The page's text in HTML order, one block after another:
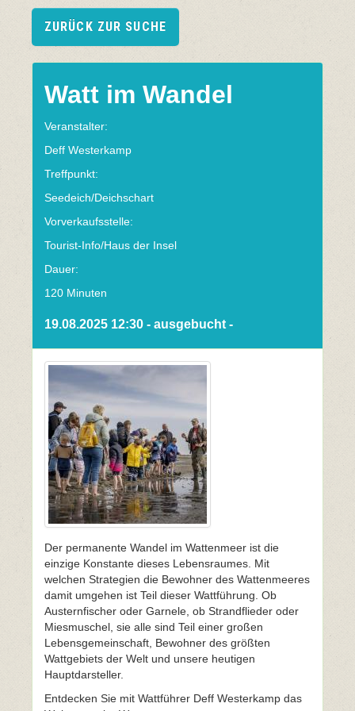
ZURÜCK ZUR SUCHE
Watt im Wandel
Veranstalter:
Deff Westerkamp
Treffpunkt:
Seedeich/Deichschart
Vorverkaufsstelle:
Tourist-Info/Haus der Insel
Dauer:
120 Minuten
19.08.2025 12:30 - ausgebucht -
Der permanente Wandel im Wattenmeer ist die
einzige Konstante dieses Lebensraumes. Mit
welchen Strategien die Bewohner des Wattenmeeres
damit umgehen ist Teil dieser Wattführung. Ob
Austernfischer oder Garnele, ob Strandflieder oder
Miesmuschel, sie alle sind Teil einer großen
Lebensgemeinschaft, Bewohner des größten
Wattgebiets der Welt und unsere heutigen
Hauptdarsteller.
Entdecken Sie mit Wattführer Deff Westerkamp das